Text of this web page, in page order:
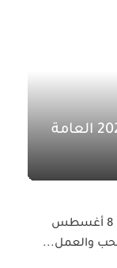
أبراج اليوم الأحد 9 أغسطس 2026 العامة
أبراج اليوم السبت 8 أغسطس